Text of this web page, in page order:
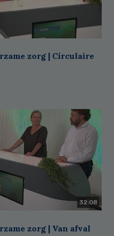
zorg | Circulaire
32:08
zorg | Van afval